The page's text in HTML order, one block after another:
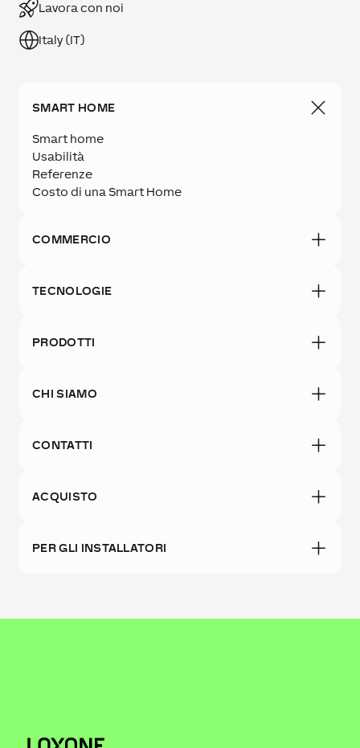
Lavora con noi
Italy (IT)
SMART HOME
Smart home
Usabilità
Referenze
Costo di una Smart Home
COMMERCIO
TECNOLOGIE
PRODOTTI
CHI SIAMO
CONTATTI
ACQUISTO
PER GLI INSTALLATORI